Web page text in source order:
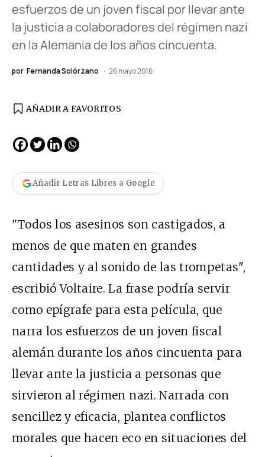
esfuerzos de un joven fiscal por llevar ante
la justicia a colaboradores del régimen nazi
en la Alemania de los años cincuenta.
por Fernanda Solórzano 26 mayo 2016
AÑADIR A FAVORITOS
Añadir Letras Libres a Google
"Todos los asesinos son castigados, a
menos de que maten en grandes
cantidades y al sonido de las trompetas",
escribió Voltaire. La frase podría servir
como epígrafe para esta película, que
narra los esfuerzos de un joven fiscal
alemán durante los años cincuenta para
llevar ante la justicia a personas que
sirvieron al régimen nazi. Narrada con
sencillez y eficacia, plantea conflictos
morales que hacen eco en situaciones del